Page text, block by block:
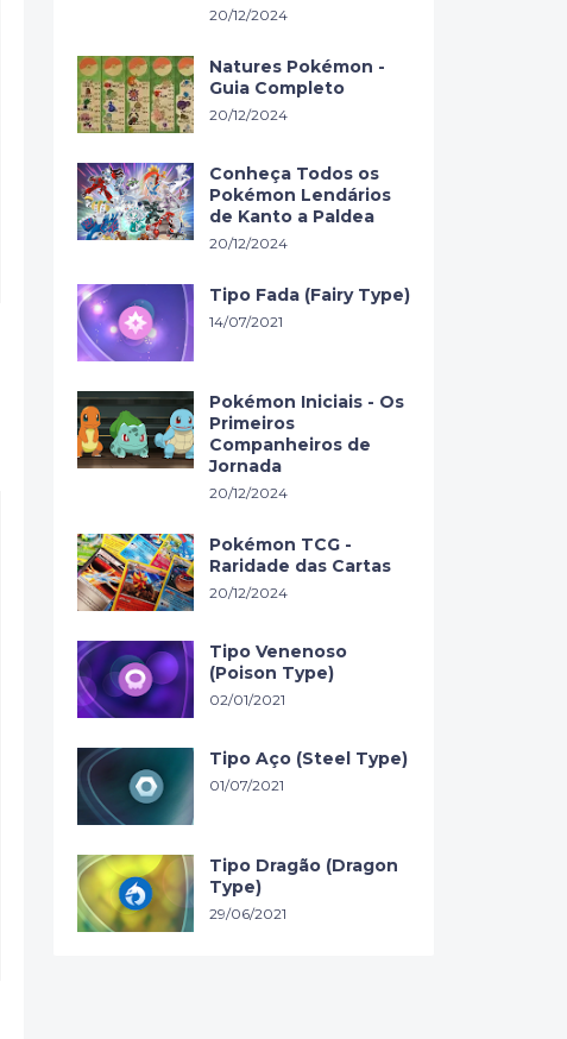
20/12/2024
Natures Pokémon -
Guia Completo
20/12/2024
Conheça Todos os
Pokémon Lendários
de Kanto a Paldea
20/12/2024
Tipo Fada (Fairy Type)
14/07/2021
Pokémon Iniciais - Os
Primeiros
Companheiros de
Jornada
20/12/2024
Pokémon TCG -
Raridade das Cartas
20/12/2024
Tipo Venenoso
(Poison Type)
02/01/2021
Tipo Aço (Steel Type)
01/07/2021
Tipo Dragão (Dragon
Type)
29/06/2021